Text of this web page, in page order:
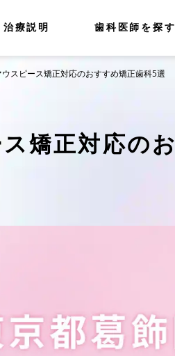
治療説明 歯科医師を探す
スピース矯正対応のおすすめ矯正歯科5選
矯正対応の